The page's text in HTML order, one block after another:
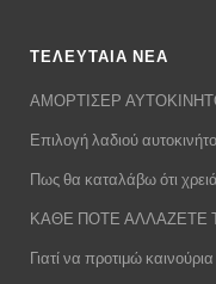
ΤΕΛΕΥΤΑΙΑ ΝΕΑ
ΑΜΟΡΤΙΣΕΡ
Επιλογή λαδιού
Πως θα καταλάβω ότι
ΚΑΘΕ ΠΟΤΕ ΑΛΛΑΖΕΤΕ
Γιατί να προτιμώ